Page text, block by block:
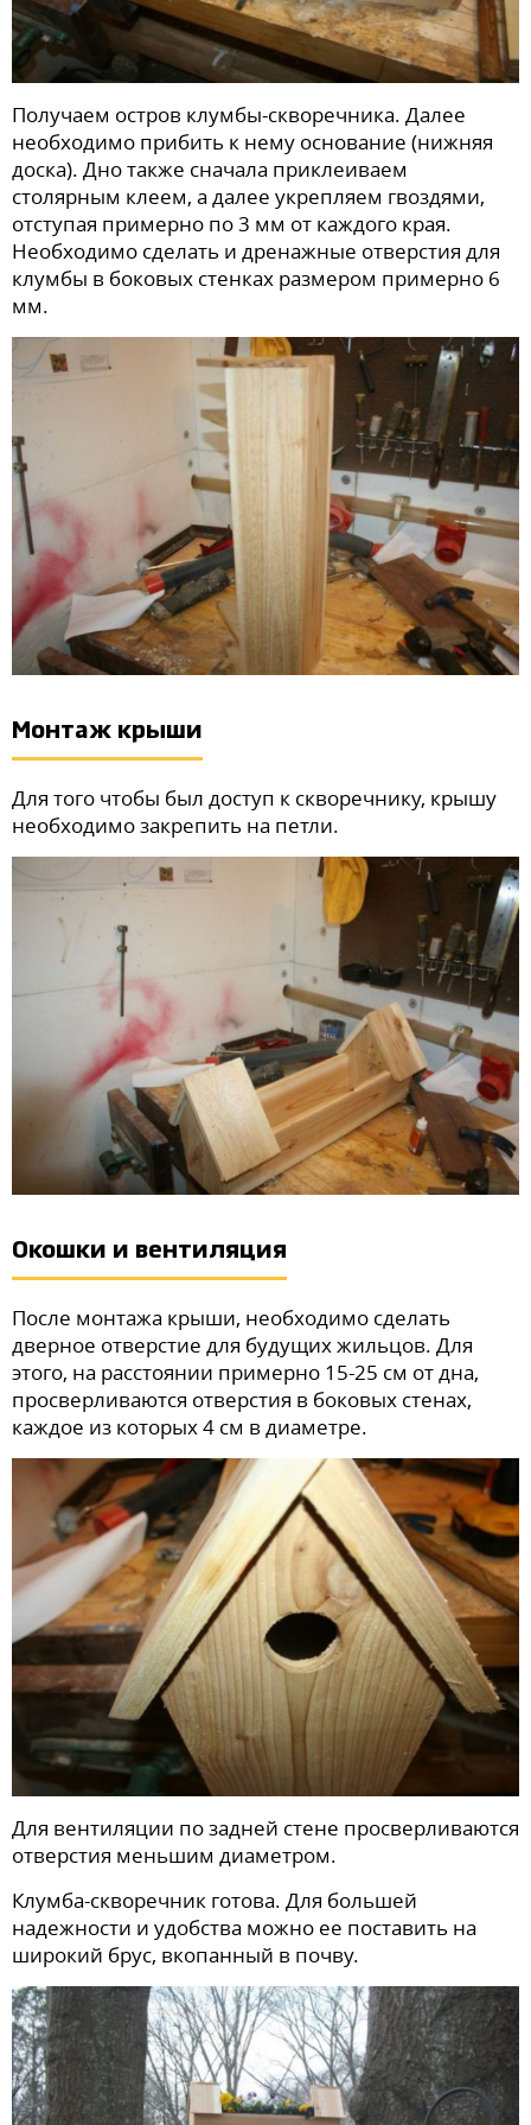
Получаем остров клумбы-скворечника. Далее
необходимо прибить к нему основание (нижняя
доска). Дно также сначала приклеиваем
столярным клеем, а далее укрепляем гвоздями,
отступая примерно по 3 мм от каждого края.
Необходимо сделать и дренажные отверстия для
клумбы в боковых стенках размером примерно 6
мм.
Монтаж крыши
Для того чтобы был доступ к скворечнику, крышу
необходимо закрепить на петли.
Окошки и вентиляция
После монтажа крыши, необходимо сделать
дверное отверстие для будущих жильцов. Для
этого, на расстоянии примерно 15-25 см от дна,
просверливаются отверстия в боковых стенах,
каждое из которых 4 см в диаметре.
Для вентиляции по задней стене просверливаются
отверстия меньшим диаметром.
Клумба-скворечник готова. Для большей
надежности и удобства можно ее поставить на
широкий брус, вкопанный в почву.